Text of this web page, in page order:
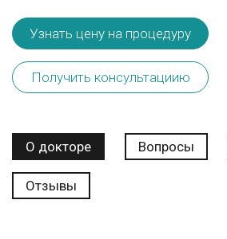
Узнать цену на процедуру
Получить консультациию
О докторе Вопросы
Отзывы